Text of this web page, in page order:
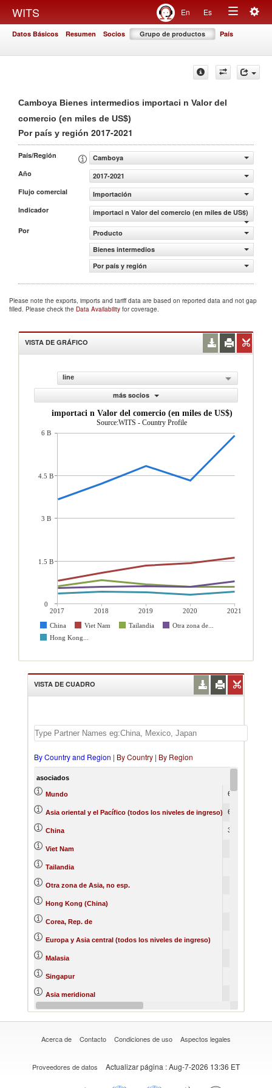
WITS En Es
Toggle
Datos Básicos Resumen Socios Grupo de productos País
Camboya Bienes intermedios importaci n Valor del
comercio (en miles de US$)
Por país y región 2017-2021
País/Región
Camboya
Año
2017-2021
Flujo comercial
Importación
Indicador
importaci n Valor del comercio (en miles de US$)
Por
Producto
Bienes intermedios
Por país y región
Please note the exports, imports and tariff data are based on reported data and not gap
filled. Please check the Data Availability for coverage.
VISTA DE GRÁFICO
line
más socios
importaci n Valor del comercio (en miles de US$)
Source:WITS - Country Profile
2017 2018 2019 2020
2021
China
Viet Nam Tailandia
Otra zona de...
Hong Kong...
6 B
4.5 B
3 B
1.5 B
0
VISTA DE CUADRO
By Country and Region | By Country | By Region
asociados
Mundo 6913867
Asia oriental y el Pacífico (todos los niveles de ingreso) 6078788
China 3671261
Viet Nam
Tailandia
Otra zona de Asia, no esp.
Hong Kong (China)
Corea, Rep. de
Europa y Asia central (todos los niveles de ingreso)
Malasia
Singapur
Asia meridional
Japón 84796
Acerca de Contacto Condiciones de uso Aspectos legales
Proveedores de datos Actualizar página : Aug-7-2026 13:36 ET